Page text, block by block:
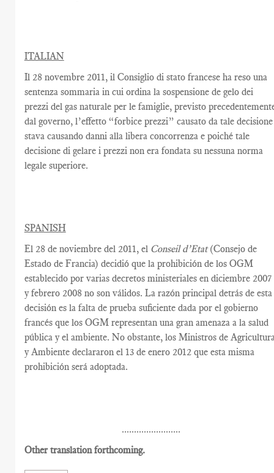
ITALIAN
Il 28 novembre 2011, il Consiglio di stato francese ha reso una
sentenza sommaria in cui ordina la sospensione de gelo dei
prezzi del gas naturale per le famiglie, previsto
dal governo, l’effetto “forbice prezzi” causato da tale decisione
stava causando danni alla libera concorrenza e poiché tale
decisione di gelare i prezzi non era fondata su nessuna norma
legale superiore.
SPANISH
El 28 de noviembre del 2011, el Conseil d’Etat(Consejo de
Estado de Francia) decidió que la prohibición de los OGM
establecido por varias decretos ministeriales en diciembre 2007
y febrero 2008 no son válidos. La razón principal detrás de esta
decisión es la falta de prueba suficiente dada por el gobierno
francés que los OGM representan una gran amenaza a la salud
pública y el ambiente. No obstante, los Ministros de
y Ambiente declararon el 13 de enero 2012 que esta misma
prohibición será adoptada.
........................
Other translation forthcoming.